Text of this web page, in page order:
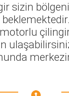
sizin